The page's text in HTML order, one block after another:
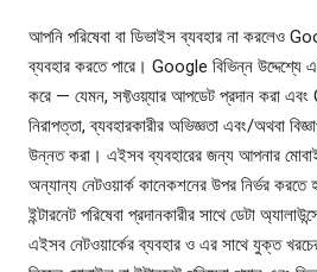
আপনি পরিষেবা বা ডিভাইস ব্যবহার না করলেও
ব্যবহার করতে পারে। Google বিভিন্ন উদ্দেশ্যে
করে — যেমন, সফ্টওয়্যার আপডেট প্রদান করা
নিরাপত্তা, ব্যবহারকারীর অভিজ্ঞতা এবং/অথবা
উন্নত করা। এইসব ব্যবহারের জন্য আপনার
অন্যান্য নেটওয়ার্ক কানেকশনের উপর নির্ভর
ইন্টারনেট পরিষেবা প্রদানকারীর সাথে ডেটা
এইসব নেটওয়ার্কের ব্যবহার ও এর সাথে যুক্ত